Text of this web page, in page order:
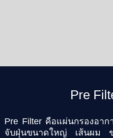
Pre
Pre Filter คือแผ่นกรองอา
จับฝุ่นขนาดใหญ่ เส้นผม